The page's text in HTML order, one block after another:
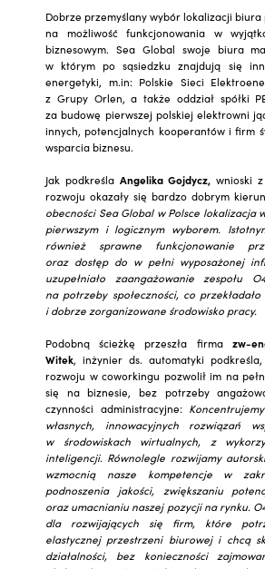
Dobrze przemyślany wybór lokalizacji biura
na możliwość funkcjonowania w
biznesowym. Sea Global swoje biura
w którym po sąsiedzku znajdują się
energetyki, m.in: Polskie Sieci
z Grupy Orlen, a także oddział spółki
za budowę pierwszej polskiej elektrowni
innych, potencjalnych kooperantów i firm
wsparcia biznesu.
Jak podkreśla Angelika Gojdycz, wnioski
rozwoju okazały się bardzo dobrym
obecności Sea Global w Polsce lokalizacja
pierwszym i logicznym wyborem.
również sprawne funkcjonowanie
oraz dostęp do w pełni wyposażonej
uzupełniało zaangażowanie zespołu
na potrzeby społeczności, co
i dobrze zorganizowane środowisko pracy.
Podobną ścieżkę przeszła firma zw-
Witek, inżynier ds. automatyki
rozwoju w coworkingu pozwolił im na
się na biznesie, bez potrzeby
czynności administracyjne:
własnych, innowacyjnych rozwiązań
w środowiskach wirtualnych, z
inteligencji. Równolegle rozwijamy
wzmocnią nasze kompetencje w
podnoszenia jakości, zwiększaniu
oraz umacnianiu naszej pozycji na rynku.
dla rozwijających się firm, które
elastycznej przestrzeni biurowej i chcą
działalności, bez konieczności